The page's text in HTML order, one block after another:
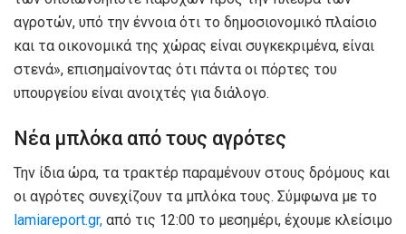
αγροτών, υπό την έννοια ότι το δημοσιονομικό πλαίσιο
και τα οικονομικά της χώρας είναι συγκεκριμένα, είναι
στενά», επισημαίνοντας ότι πάντα οι πόρτες του
υπουργείου είναι ανοιχτές για διάλογο.
Νέα μπλόκα από τους αγρότες
Την ίδια ώρα, τα τρακτέρ παραμένουν στους δρόμους και
οι αγρότες συνεχίζουν τα μπλόκα τους. Σύμφωνα με το
lamiareport.gr, από τις 12:00 το μεσημέρι, έχουμε κλείσιμο